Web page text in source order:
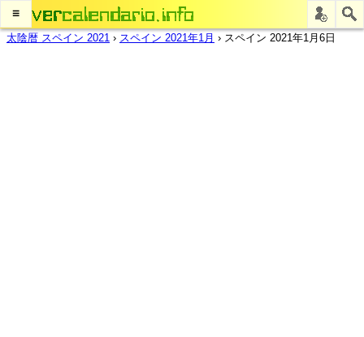
≡
太陰暦 スペイン 2021 › スペイン 2021年1月 › スペイン 2021年1月6日